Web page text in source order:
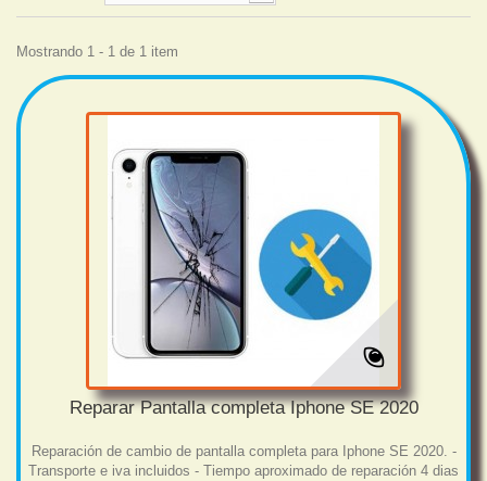
Mostrando 1 - 1 de 1 item
Reparar Pantalla completa Iphone SE 2020
Reparación de cambio de pantalla completa para Iphone SE 2020. -
Transporte e iva incluidos - Tiempo aproximado de reparación 4 dias